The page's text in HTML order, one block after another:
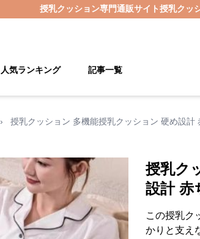
授乳クッション専門通販サイト授乳クッ
人気ランキング 記事一覧
› 授乳クッション 多機能授乳クッション 硬め設計
授乳ク
設計 赤
この授乳ク
かりと支え